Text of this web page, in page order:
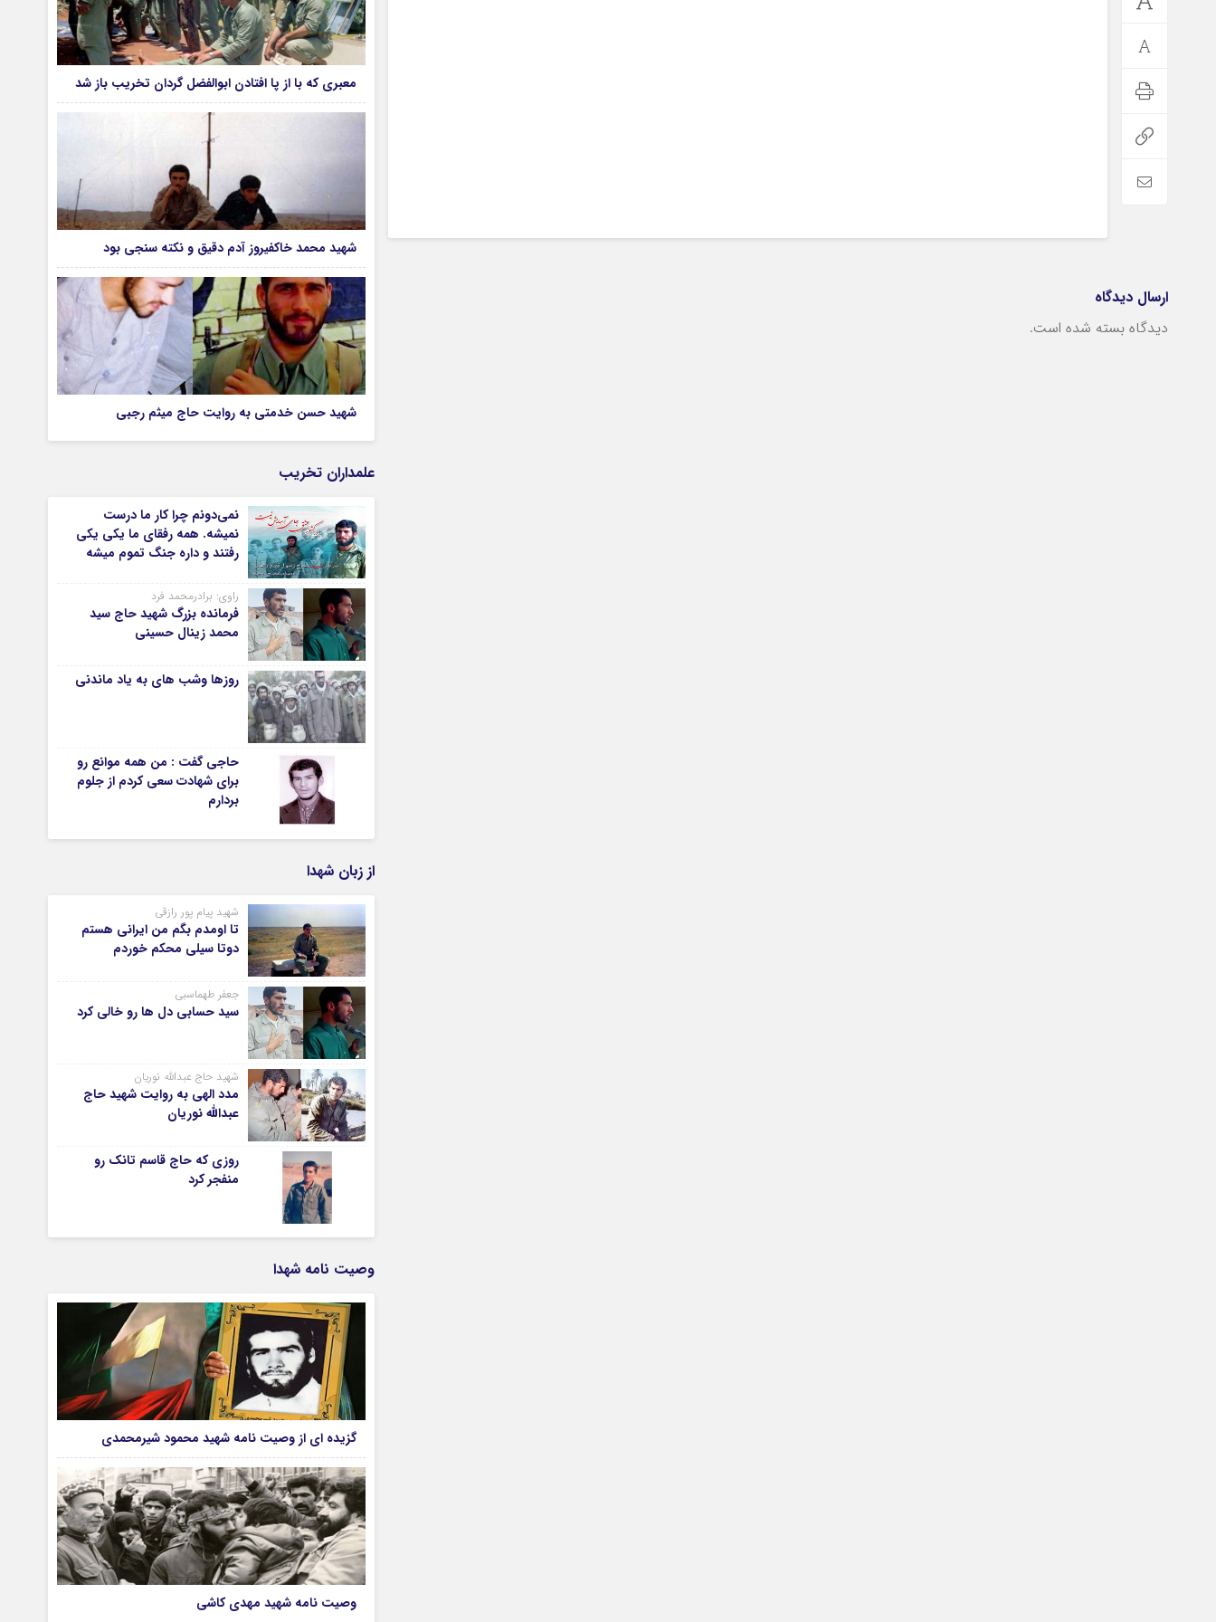
ارسال دیدگاه
دیدگاه بسته شده است.
معبری که با از پا افتادن ابوالفضل گردان تخریب باز شد
شهید محمد خاکفیروز آدم دقیق و نکته سنجی بود
شهید حسن خدمتی به روایت حاج میثم رجبی
علمداران تخریب
نمی‌دونم چرا کار ما درست
نمیشه. همه رفقای ما یکی یکی
رفتند و داره جنگ تموم میشه
راوی: برادرمحمد فرد
فرمانده بزرگ شهید حاج سید
محمد زینال حسینی
روزها وشب های به یاد ماندنی
حاجی گفت : من همه موانع رو
برای شهادت سعی کردم از جلوم
بردارم
از زبان شهدا
شهید پیام پور رازقی
تا اومدم بگم من ایرانی هستم
دوتا سیلی محکم خوردم
جعفر طهماسبی
سید حسابی دل ها رو خالی کرد
شهید حاج عبدالله نوریان
مدد الهی به روایت شهید حاج
عبدالله نوریان
روزی که حاج قاسم تانک رو
منفجر کرد
وصیت نامه شهدا
گزیده ای از وصیت نامه شهید محمود شیرمحمدی
وصیت نامه شهید مهدی کاشی